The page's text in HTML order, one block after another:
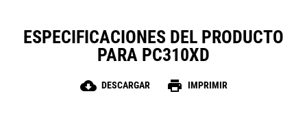
ESPECIFICACIONES DEL PRODUCTO
PARA PC310XD
cloud_download DESCARGAR print IMPRIMIR